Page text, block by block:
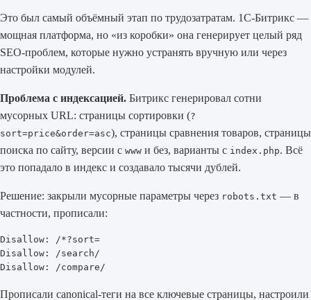
Это был самый объёмный этап по трудозатратам. 1С-Битрикс —
мощная платформа, но «из коробки» она генерирует целый ряд
SEO-проблем, которые нужно устранять вручную или через
настройки модулей.
Проблема с индексацией. Битрикс генерировал сотни
мусорных URL: страницы сортировки (?
sort=price&order=asc), страницы сравнения товаров, страницы
поиска по сайту, версии с www и без, варианты с index.php. Всё
это попадало в индекс и создавало тысячи дублей.
Решение: закрыли мусорные параметры через robots.txt — в
частности, прописали:
Disallow: /*?sort=
Disallow: /search/
Disallow: /compare/
Прописали canonical-теги на все ключевые страницы, настроили